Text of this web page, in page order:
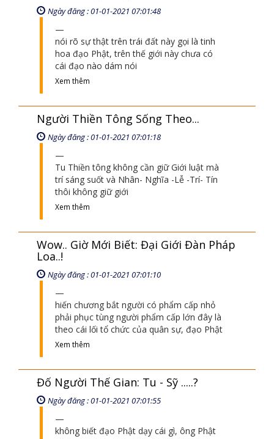
Tinh Hoa Đạo Phật
Ngày đăng : 01-01-2021 07:01:48
nói rõ sự thật trên trái đất này gọi là tinh
cái đạo nào dám nói
Người Thiền Tông Sống Theo...
Ngày đăng : 01-01-2021 07:01:18
trí sáng suốt và Nhân- Nghĩa -Lễ -Trí- Tín
thôi không giữ giới
Wow.. Giờ Mới Biết: Đại Giới Đàn Pháp
Loa..!
Ngày đăng : 01-01-2021 07:01:10
hiến chương bắt người có phẩm cấp nhỏ
phải phục tùng người phẩm cấp lớn đây là
theo cái lối tổ chức của quân sự, đạo Phật